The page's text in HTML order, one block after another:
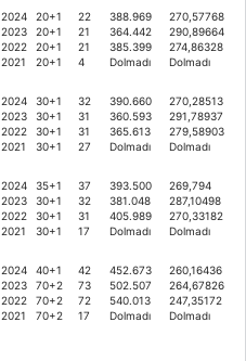
2024
2023
2022
2021
20+1
20+1
20+1
20+1
22
21
21
4
388.969
364.442
385.399
Dolmadı
270,57768
290,89664
274,86328
Dolmadı
2024
2023
2022
2021
30+1
30+1
30+1
30+1
32
31
31
27
390.660
360.593
365.613
Dolmadı
270,28513
291,78937
279,58903
Dolmadı
2024
2023
2022
2021
35+1
30+1
30+1
30+1
37
32
31
17
393.500
381.048
405.989
Dolmadı
269,794
287,10498
270,33182
Dolmadı
2024
2023
2022
2021
40+1
70+2
70+2
70+2
42
73
72
17
452.673
502.507
540.013
Dolmadı
260,16436
264,67826
247,35172
Dolmadı